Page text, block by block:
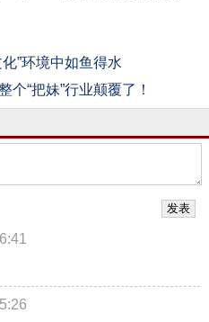
”环境中如鱼得水
个“把妹”行业颠覆了！